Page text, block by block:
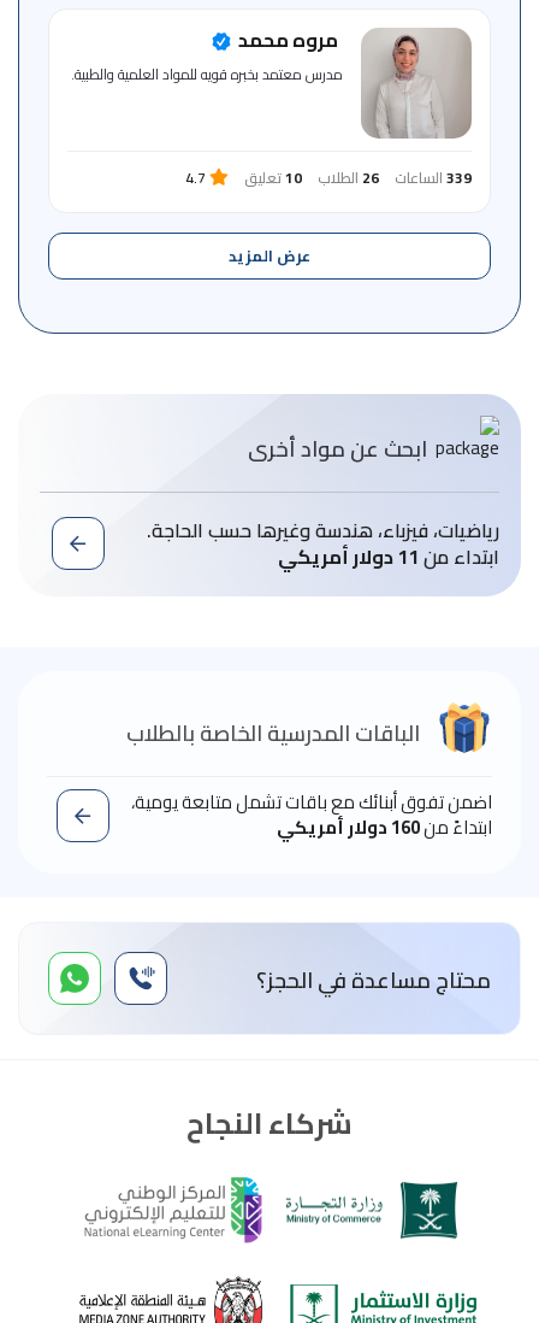
مروه محمد
مدرس معتمد بخبره قويه للمواد العلمية والطبية.
339الساعات 26 الطلاب 10تعليق 4.7
عرض المزيد
ابحث عن مواد أخرى
رياضيات، فيزباء، هندسة وغيرها حسب الحاجة.
ابتداء من11 دولار أمريكي
الباقات المدرسية الخاصة بالطلاب
اضمن تفوق أبنائك مع باقات تشمل متابعة يومية،
ابتداءً من160 دولار أمريكي
محتاج مساعدة في الحجز؟
شركاء النجاح